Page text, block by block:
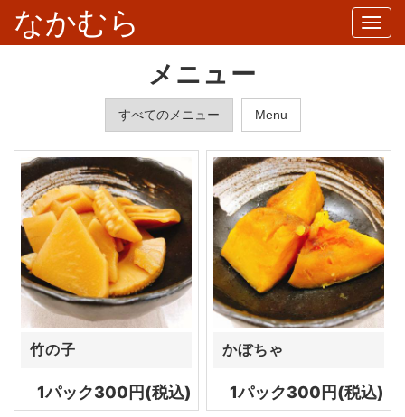
なかむら
メニュー
すべてのメニュー Menu
竹の子
1パック300円(税込)
かぼちゃ
1パック300円(税込)